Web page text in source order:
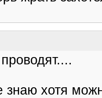
знаю хотя